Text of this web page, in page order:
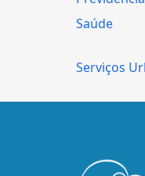
Saúde
Serviços